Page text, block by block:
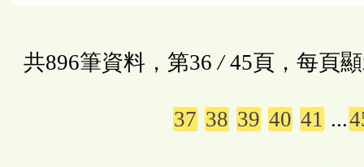
共896筆資料，第36 /45頁，每頁
37 38 39 40 41 ...